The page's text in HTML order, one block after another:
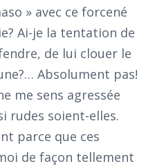
» avec ce forcené
Ai-je la tentation de
de lui clouer le
Absolument pas!
me sens agressée
rudes soient-elles.
parce que ces
de façon tellement